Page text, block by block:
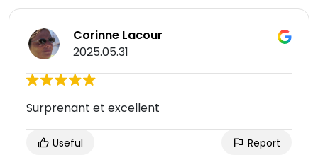
Corinne Lacour
2025.05.31
Surprenant et excellent
Useful Report